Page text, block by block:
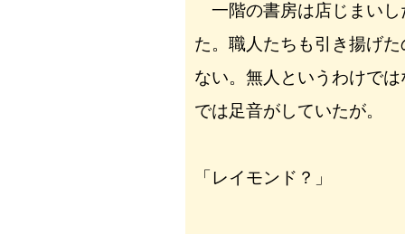
一階の書房は店じまいし
た。職人たちも引き揚げ
ない。無人というわけで
では足音がしていたが。
「レイモンド？」